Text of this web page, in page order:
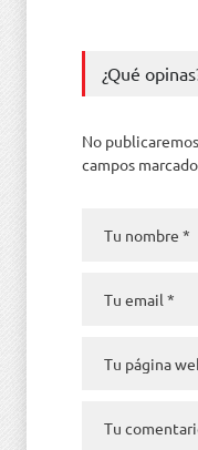
¿Qué
No
campos